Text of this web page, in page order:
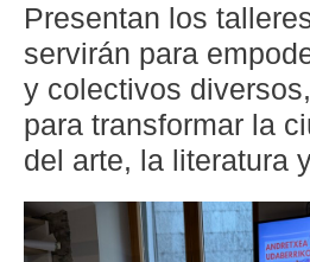
Presentan los
servirán para
y colectivos
para transformar la
del arte, la literatura